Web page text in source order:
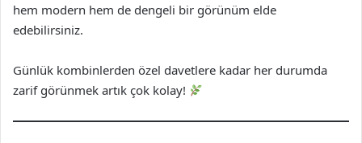
hem modern hem de dengeli bir görünüm elde
edebilirsiniz.
Günlük kombinlerden özel davetlere kadar her durumda
zarif görünmek artık çok kolay!